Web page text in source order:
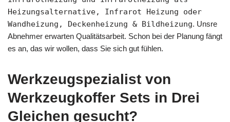
Heizungsalternative, Infrarot Heizung oder
Wandheizung, Deckenheizung & Bildheizung. Unsre
Abnehmer erwarten Qualitätsarbeit. Schon bei der Planung fängt
es an, das wir wollen, dass Sie sich gut fühlen.
Werkzeugspezialist von
Werkzeugkoffer Sets in Drei
Gleichen gesucht?